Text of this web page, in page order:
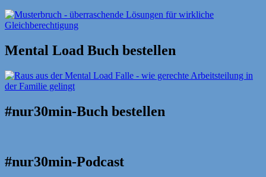
Mental Load Buch bestellen
#nur30min-Buch bestellen
#nur30min-Podcast